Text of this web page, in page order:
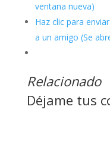
ventana nueva)
Haz clic para
a un amigo (Se
Relacionado
Déjame tus